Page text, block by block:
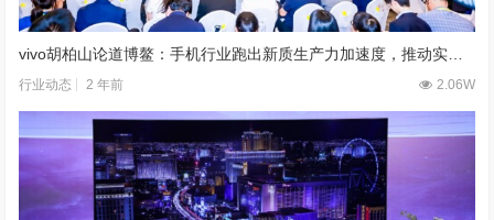
行业动态 2 年前 2.06W